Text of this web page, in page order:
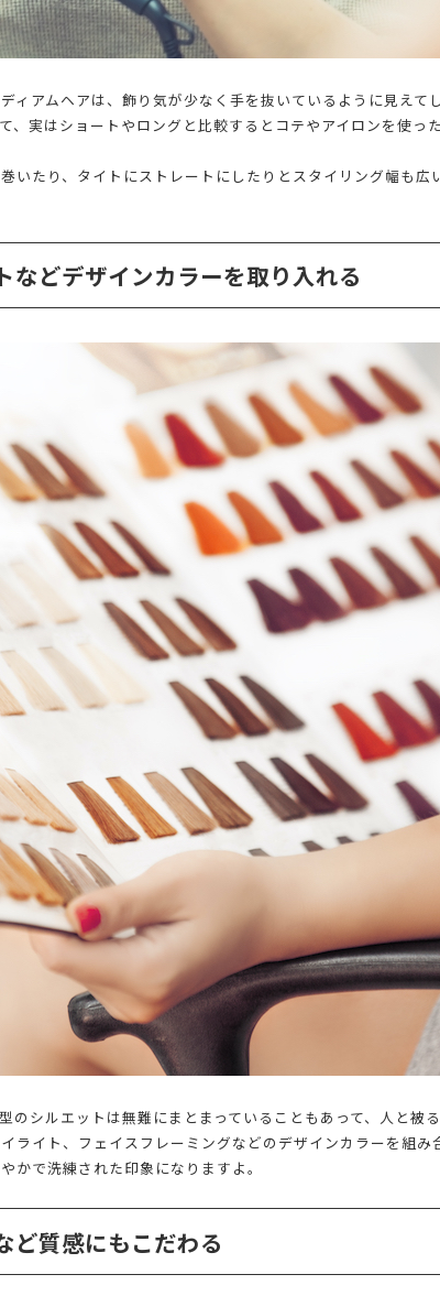
ィアムヘアは、飾り気が少なく手を抜いているように見えて
、実はショートやロングと比較するとコテやアイロンを使っ
いたり、タイトにストレートにしたりとスタイリング幅も
などデザインカラーを取り入れる
のシルエットは無難にまとまっていることもあって、人と被
ライト、フェイスフレーミングなどのデザインカラーを組み
かで洗練された印象になりますよ。
ど質感にもこだわる